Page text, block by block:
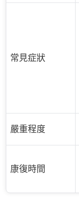
常見症狀
嚴重程度
康復時間